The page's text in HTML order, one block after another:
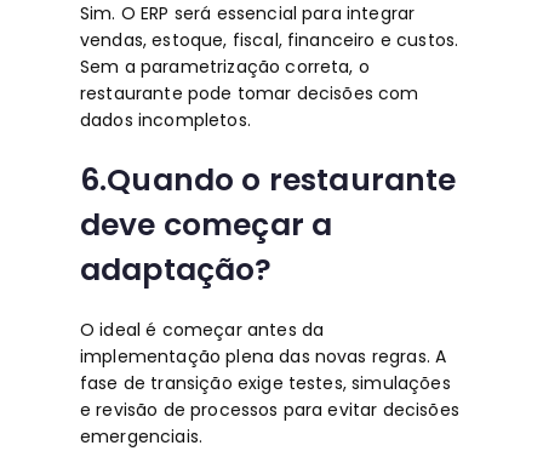
Sim. O ERP será essencial para integrar
vendas, estoque, fiscal, financeiro e custos.
Sem a parametrização correta, o
restaurante pode tomar decisões com
dados incompletos.
6.Quando o restaurante
deve começar a
adaptação?
O ideal é começar antes da
implementação plena das novas regras. A
fase de transição exige testes, simulações
e revisão de processos para evitar decisões
emergenciais.